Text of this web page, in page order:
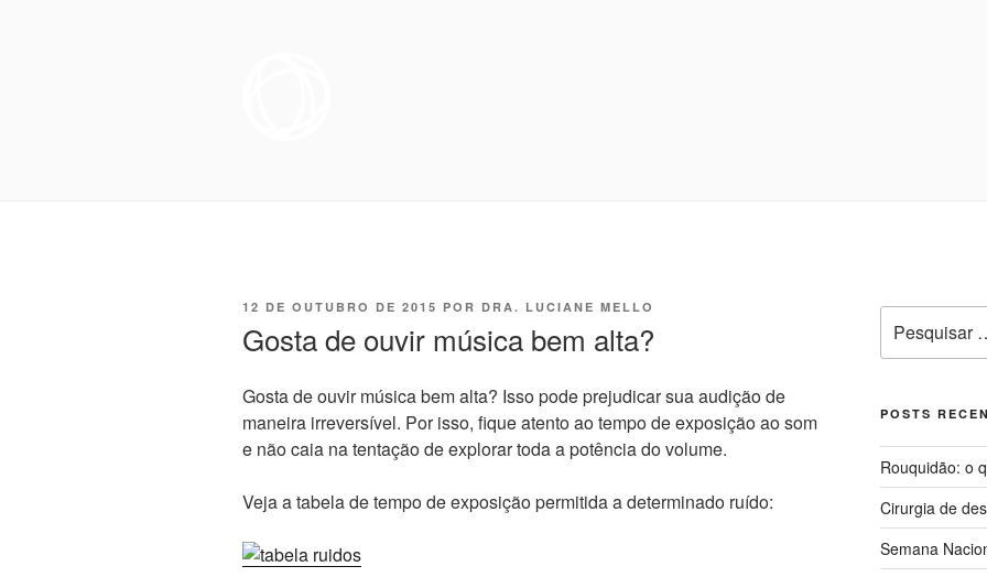
PUBLICADO
12 DE OUTUBRO DE 2015 POR DRA. LUCIANE MELLO
Gosta de ouvir música bem alta?
Gosta de ouvir música bem alta? Isso pode prejudicar sua audição de
maneira irreversível. Por isso, fique atento ao tempo de exposição ao som
e não caia na tentação de explorar toda a potência do volume.
Veja a tabela de tempo de exposição permitida a determinado ruído:
por:
POSTS
Rouquidão: o
Cirurgia de
Semana